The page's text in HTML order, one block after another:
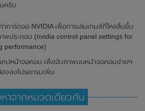
ครับ
าการ์ดจอ NVIDIA เพื่อการเล่นเกมส์ที่ไหลลื่นขึ้น
พประกอบ (nvidia control panel settings for
performance)
คปหน้าจอคอม เพื่อจับภาพบนหน้าจอคอมง่ายๆ
องลงโปรแกรมเพิ่ม
หาจากหมวดเดียวกัน